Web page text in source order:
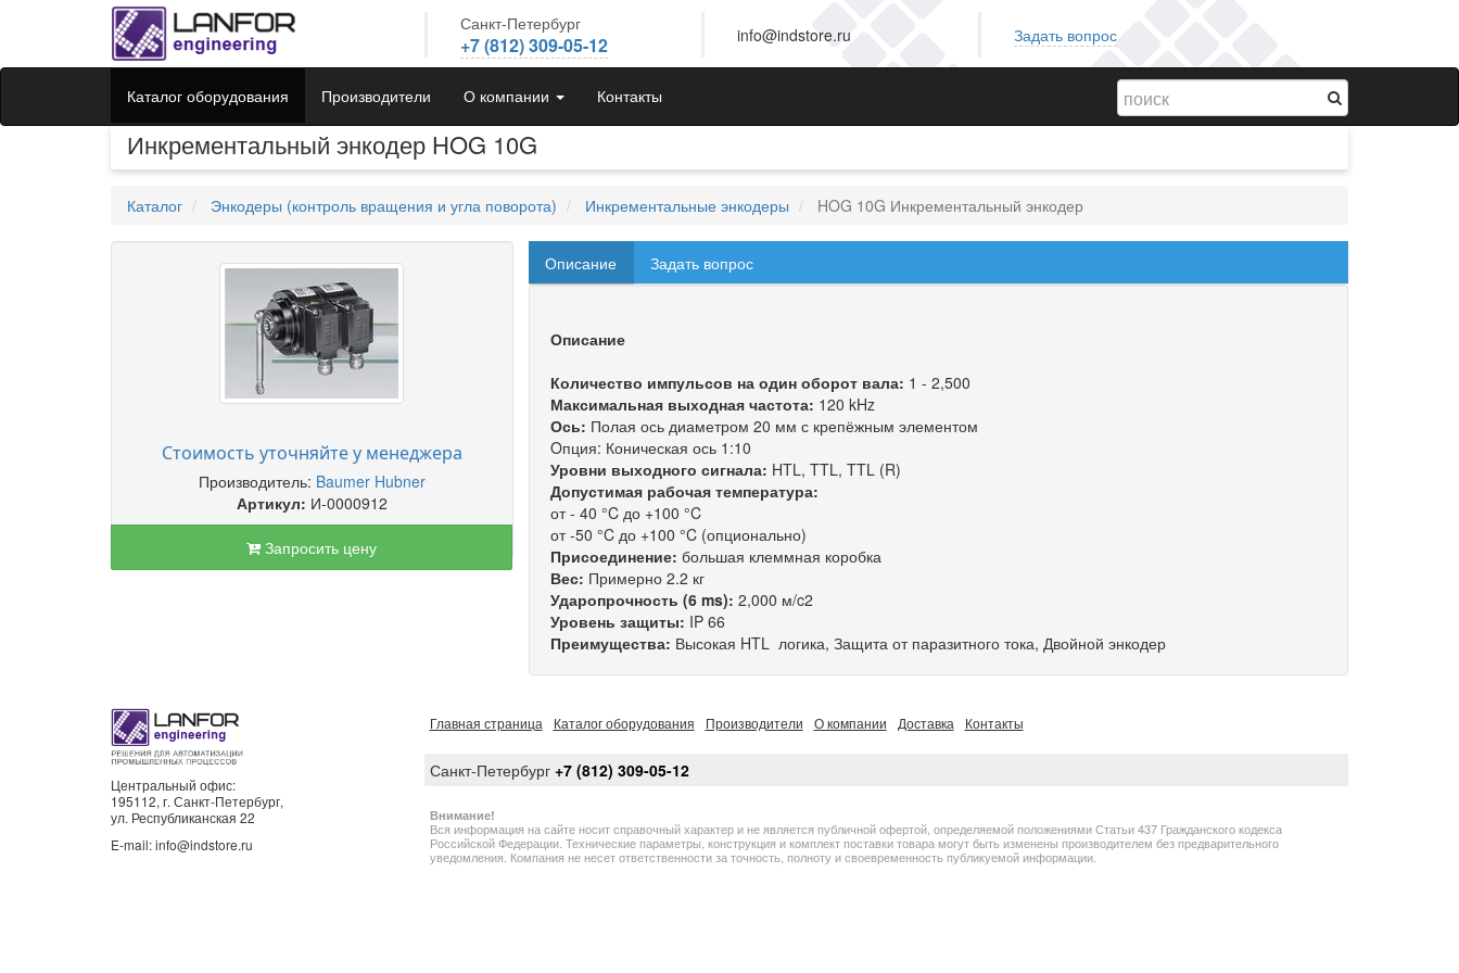
Санкт-Петербург
+7 (812) 309-05-12 info@indstore.ru Задать вопрос
Каталог оборудования Производители О компании Контакты
Инкрементальный энкодер HOG 10G
Каталог Энкодеры (контроль вращения и угла поворота) Инкрементальные энкодеры HOG 10G Инкрементальный энкодер
Стоимость уточняйте у менеджера
Производитель: Baumer Hubner
Артикул: И-0000912
Запросить цену
Описание Задать вопрос
Описание
Количество импульсов на один оборот вала: 1 - 2,500
Максимальная выходная частота: 120 kHz
Ось: Полая ось диаметром 20 мм с крепёжным элементом
Oпция: Коническая ось 1:10
Уровни выходного сигнала: HTL, TTL, TTL (R)
Допустимая рабочая температура:
от - 40 °C до +100 °C
от -50 °C до +100 °C (опционально)
Присоединение: большая клеммная коробка
Вес: Примерно 2.2 кг
Ударопрочность (6 ms): 2,000 м/c2
Уровень защиты: IP 66
Преимущества: Высокая HTL логика, Защита от паразитного тока, Двойной энкодер
Центральный офис:
195112, г. Санкт-Петербург,
ул. Республиканская 22
E-mail: info@indstore.ru
Главная страница Каталог оборудования Производители О компании Доставка Контакты
Санкт-Петербург +7 (812) 309-05-12
Внимание!
Вся информация на сайте носит справочный характер и не является публичной офертой, определяемой положениями Статьи 437 Гражданского кодекса
Российской Федерации. Технические параметры, конструкция и комплект поставки товара могут быть изменены производителем без предварительного
уведомления. Компания не несет ответственности за точность, полноту и своевременность публикуемой информации.